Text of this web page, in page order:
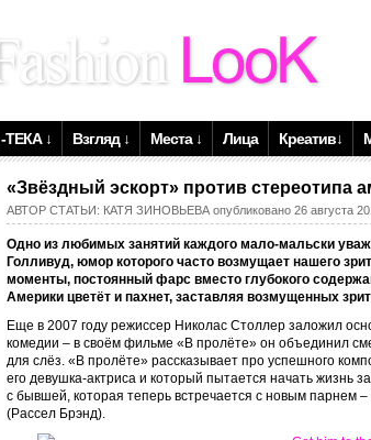
-ТЕКА ↓ Взгляд ↓ Места ↓ Лица Креатив↓
«Звёздный эскорт» против стереотипа
АВТОР СТАТЬИ: КАТЯ ЗИНОВЬЕВА опубликовано 26 августа
Одно из любимых занятий каждого мало-мальски
Голливуд, юмор которого часто возмущает нашего
моменты, постоянный фарс вместо глубокого
Америки цветёт и пахнет, заставляя возмущенных
Еще в 2007 году режиссер Николас Столлер заложил
комедии – в своём фильме «В пролёте» он объединил
для слёз. «В пролёте» рассказывает про успешного
его девушка-актриса и который пытается начать жизнь
с бывшей, которая теперь встречается с новым парнем
(Рассел Брэнд).